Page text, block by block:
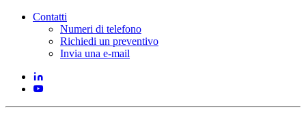
Contatti
Numeri di telefono
Richiedi un preventivo
Invia una e-mail